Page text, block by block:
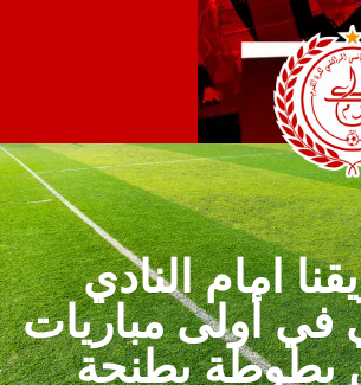
امام النادي
في أولى مباريات